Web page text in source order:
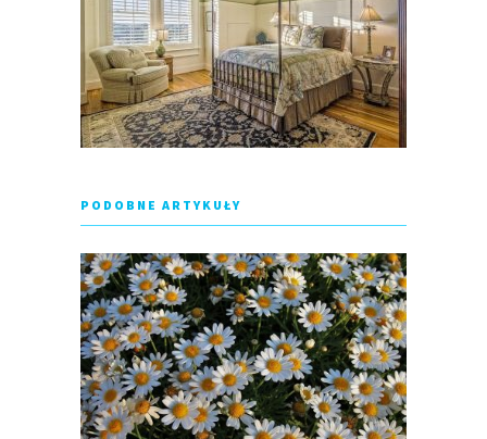
PODOBNE ARTYKUŁY